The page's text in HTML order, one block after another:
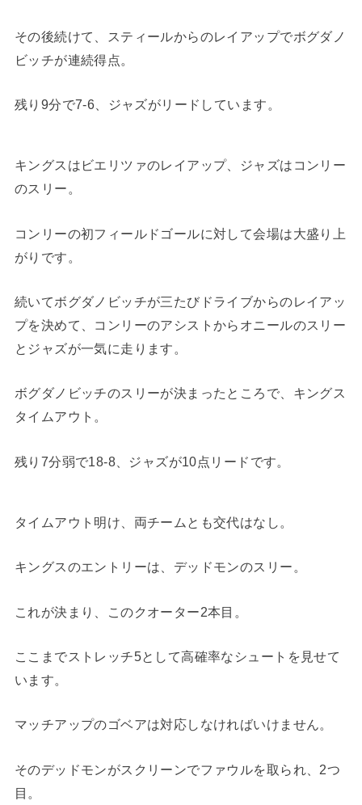
その後続けて、スティールからのレイアップでボグダノ
ビッチが連続得点。
残り9分で7-6、ジャズがリードしています。
キングスはビエリツァのレイアップ、ジャズはコンリー
のスリー。
コンリーの初フィールドゴールに対して会場は大盛り上
がりです。
続いてボグダノビッチが三たびドライブからのレイアッ
プを決めて、コンリーのアシストからオニールのスリー
とジャズが一気に走ります。
ボグダノビッチのスリーが決まったところで、キングス
タイムアウト。
残り7分弱で18-8、ジャズが10点リードです。
タイムアウト明け、両チームとも交代はなし。
キングスのエントリーは、デッドモンのスリー。
これが決まり、このクオーター2本目。
ここまでストレッチ5として高確率なシュートを見せて
います。
マッチアップのゴベアは対応しなければいけません。
そのデッドモンがスクリーンでファウルを取られ、2つ
目。